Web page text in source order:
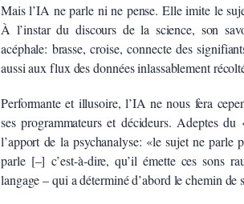
Mais l’IA ne parle ni ne pense. Elle imite le
À l’instar du discours de la science, son
acéphale: brasse, croise, connecte des
aussi aux flux des données inlassablement
Performante et illusoire, l’IA ne nous fera
ses programmateurs et décideurs. Adeptes
l’apport de la psychanalyse: «le sujet ne
parle [–] c’est-à-dire, qu’il émette ces sons
langage – qui a déterminé d’abord le chemin de